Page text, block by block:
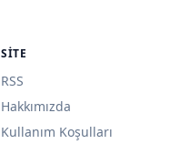
SITE
RSS
Hakkımızda
Kullanım Koşulları